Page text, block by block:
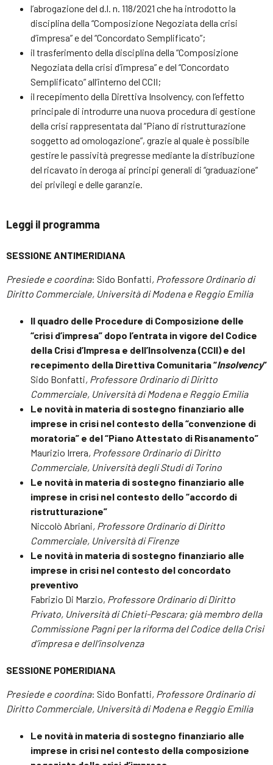
l’abrogazione del d.l. n. 118/2021 che ha introdotto la
disciplina della “Composizione Negoziata della crisi
d’impresa” e del “Concordato Semplificato”;
il trasferimento della disciplina della “Composizione
Negoziata della crisi d’impresa” e del “Concordato
Semplificato” all’interno del CCII;
il recepimento della Direttiva Insolvency, con l’effetto
principale di introdurre una nuova procedura di gestione
della crisi rappresentata dal “Piano di ristrutturazione
soggetto ad omologazione”, grazie al quale è possibile
gestire le passività pregresse mediante la distribuzione
del ricavato in deroga ai principi generali di “graduazione“
dei privilegi e delle garanzie.
Leggi il programma
SESSIONE ANTIMERIDIANA
Presiede e coordina: Sido Bonfatti, Professore Ordinario di
Diritto Commerciale, Università di Modena e Reggio Emilia
Il quadro delle Procedure di Composizione delle
“crisi d’impresa” dopo l’entrata in vigore del Codice
della Crisi d’Impresa e dell’Insolvenza (CCII) e del
recepimento della Direttiva Comunitaria “Insolvency”
Sido Bonfatti, Professore Ordinario di Diritto
Commerciale, Università di Modena e Reggio Emilia
Le novità in materia di sostegno finanziario alle
imprese in crisi nel contesto della “convenzione di
moratoria” e del “Piano Attestato di Risanamento”
Maurizio Irrera, Professore Ordinario di Diritto
Commerciale, Università degli Studi di Torino
Le novità in materia di sostegno finanziario alle
imprese in crisi nel contesto dello “accordo di
ristrutturazione”
Niccolò Abriani, Professore Ordinario di Diritto
Commerciale, Università di Firenze
Le novità in materia di sostegno finanziario alle
imprese in crisi nel contesto del concordato
preventivo
Fabrizio Di Marzio, Professore Ordinario di Diritto
Privato, Università di Chieti-Pescara; già membro della
Commissione Pagni per la riforma del Codice della Crisi
d’impresa e dell’insolvenza
SESSIONE POMERIDIANA
Presiede e coordina: Sido Bonfatti, Professore Ordinario di
Diritto Commerciale, Università di Modena e Reggio Emilia
Le novità in materia di sostegno finanziario alle
imprese in crisi nel contesto della composizione